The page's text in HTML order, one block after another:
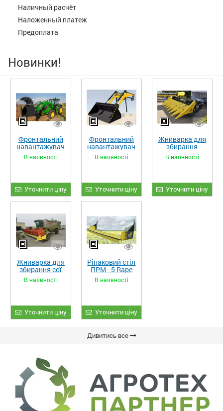
Наличный расчёт
Наложенный платеж
Предоплата
Новинки!
Фронтальний
навантажувач
«STRONG XL»
В наявності
Уточнити ціну
Фронтальний
навантажувач
«STRONG»
В наявності
Уточнити ціну
Жниварка для
збирання
кукурудзи
ЖКИ-870
В наявності
Уточнити ціну
Жниварка для
збирання сої
та гороху
«ETTARO»
В наявності
Уточнити ціну
Ріпаковий стіл
ПРМ - 5 Rape
Fiore
В наявності
Уточнити ціну
Дивитись все